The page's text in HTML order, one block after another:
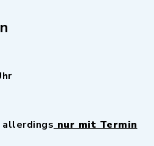
allerdings nur mit Termin